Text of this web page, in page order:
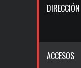
DIRECCIÓN
ACCESOS